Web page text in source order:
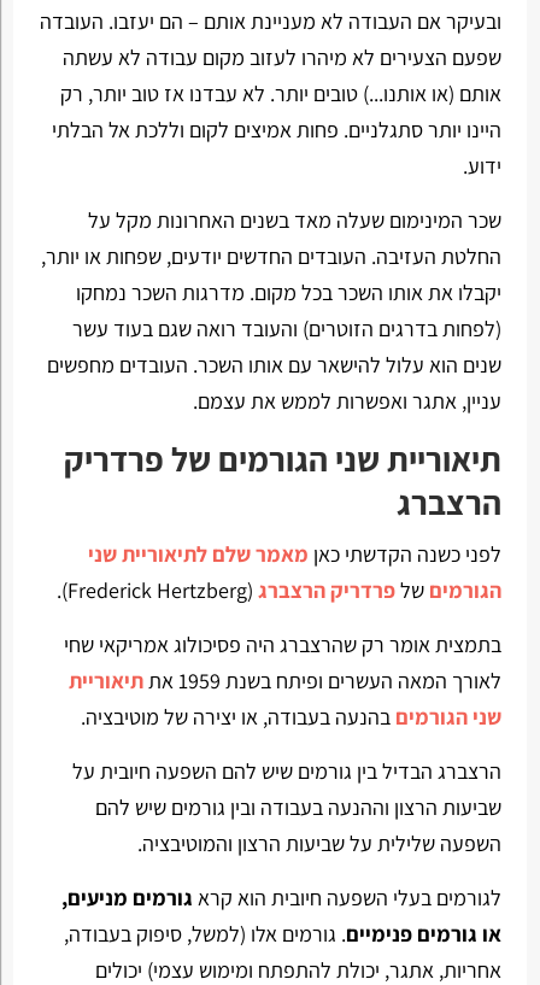
ובעיקר אם העבודה לא מעניינת אותם – הם יעזבו. העובדה
שפעם הצעירים לא מיהרו לעזוב מקום עבודה לא עשתה
אותם (או אותנו...) טובים יותר. לא עבדנו אז טוב יותר, רק
היינו יותר סתגלניים. פחות אמיצים לקום וללכת אל הבלתי
ידוע.
שכר המינימום שעלה מאד בשנים האחרונות מקל על
החלטת העזיבה. העובדים החדשים יודעים, שפחות או יותר,
יקבלו את אותו השכר בכל מקום. מדרגות השכר נמחקו
(לפחות בדרגים הזוטרים) והעובד רואה שגם בעוד עשר
שנים הוא עלול להישאר עם אותו השכר. העובדים מחפשים
עניין, אתגר ואפשרות לממש את עצמם.
תיאוריית שני הגורמים של פרדריק
הרצברג
לפני כשנה הקדשתי כאן מאמר שלם לתיאוריית שני
הגורמים שלפרדריק הרצברג(Frederick Hertzberg).
בתמצית אומר רק שהרצברג היה פסיכולוג אמריקאי שחי
לאורך המאה העשרים ופיתח בשנת 1959 את
תיאוריית
שני הגורמים בהנעה בעבודה, או יצירה של מוטיבציה.
הרצברג הבדיל בין גורמים שיש להם השפעה חיובית על
שביעות הרצון וההנעה בעבודה ובין גורמים שיש להם
השפעה שלילית על שביעות הרצון והמוטיבציה.
לגורמים בעלי השפעה חיובית הוא קרא גורמים מניעים,
או גורמים פנימיים. גורמים אלו (למשל, סיפוק בעבודה,
אחריות, אתגר, יכולת להתפתח ומימוש עצמי) יכולים